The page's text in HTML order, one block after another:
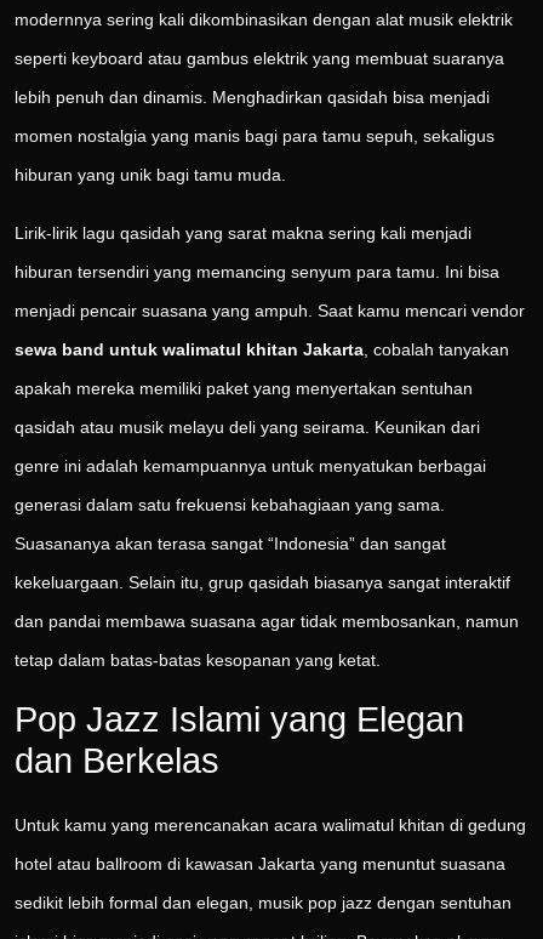
modernnya sering kali dikombinasikan dengan alat musik elektrik
seperti keyboard atau gambus elektrik yang membuat suaranya
lebih penuh dan dinamis. Menghadirkan qasidah bisa menjadi
momen nostalgia yang manis bagi para tamu sepuh, sekaligus
hiburan yang unik bagi tamu muda.
Lirik-lirik lagu qasidah yang sarat makna sering kali menjadi
hiburan tersendiri yang memancing senyum para tamu. Ini bisa
menjadi pencair suasana yang ampuh. Saat kamu mencari vendor
sewa band untuk walimatul khitan Jakarta , cobalah tanyakan
apakah mereka memiliki paket yang menyertakan sentuhan
qasidah atau musik melayu deli yang seirama. Keunikan dari
genre ini adalah kemampuannya untuk menyatukan berbagai
generasi dalam satu frekuensi kebahagiaan yang sama.
Suasananya akan terasa sangat “Indonesia” dan sangat
kekeluargaan. Selain itu, grup qasidah biasanya sangat interaktif
dan pandai membawa suasana agar tidak membosankan, namun
tetap dalam batas-batas kesopanan yang ketat.
Pop Jazz Islami yang Elegan
dan Berkelas
Untuk kamu yang merencanakan acara walimatul khitan di gedung
hotel atau ballroom di kawasan Jakarta yang menuntut suasana
sedikit lebih formal dan elegan, musik pop jazz dengan sentuhan